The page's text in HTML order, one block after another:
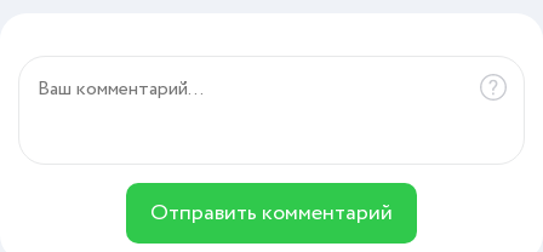
Отправить комментарий